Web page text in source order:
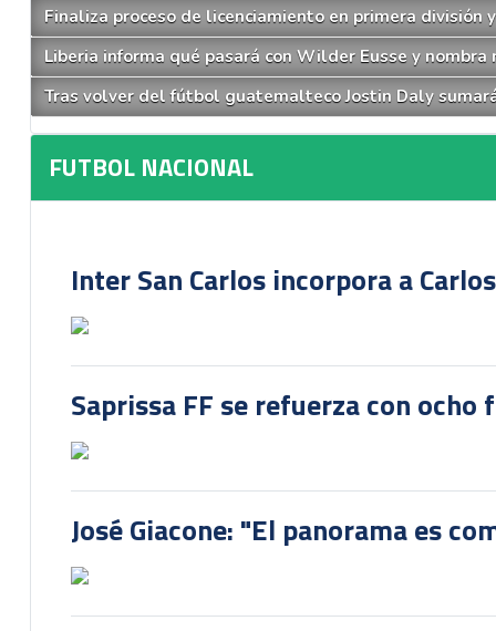
Finaliza proceso de licenciamiento en primera división
Liberia informa qué pasará con Wilder Eusse y nombra
Tras volver del fútbol guatemalteco Jostin Daly
FUTBOL NACIONAL
Inter San Carlos incorpora a
Saprissa FF se refuerza con
José Giacone: "El panorama es